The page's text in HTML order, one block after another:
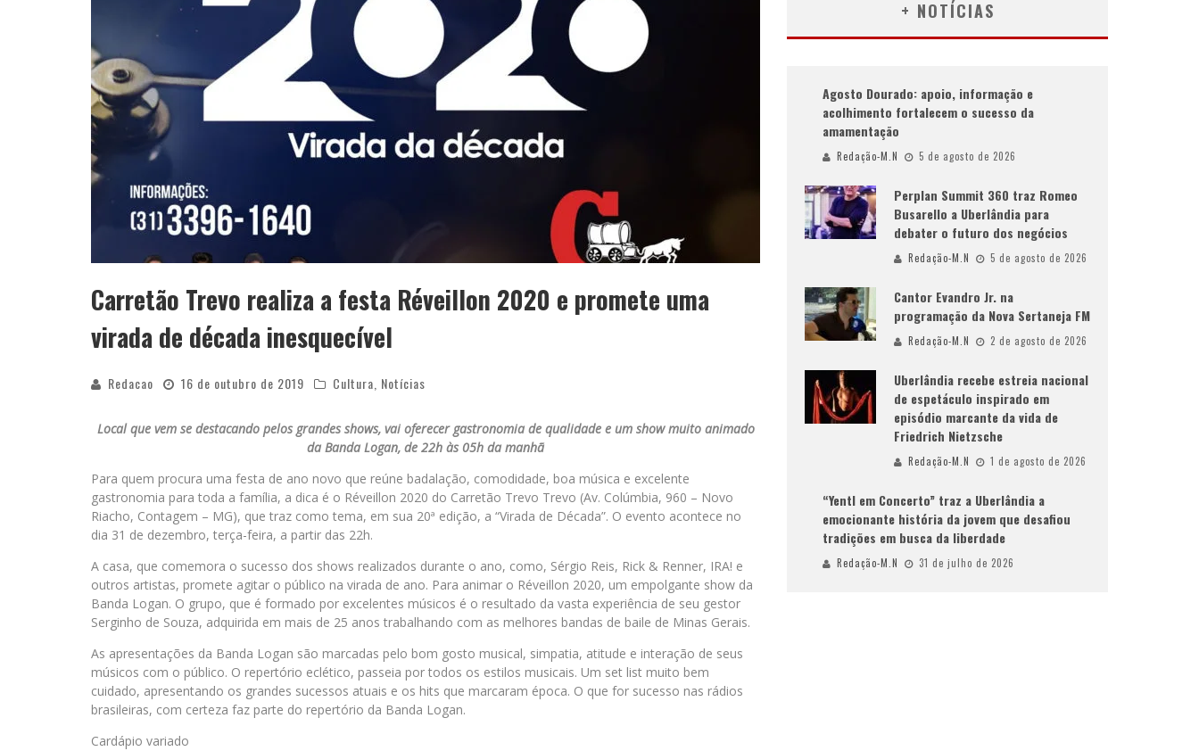
Carretão Trevo realiza a festa Réveillon 2020 e promete uma
virada de década inesquecível
Redacao 16 de outubro de 2019 Cultura Notícias
Local que vem se destacando pelos grandes shows, vai oferecer gastronomia de qualidade e um show muito animado
da Banda Logan, de 22h às 05h da manhã
Para quem procura uma festa de ano novo que reúne badalação, comodidade, boa música e excelente
gastronomia para toda a família, a dica é o Réveillon 2020 do Carretão Trevo Trevo (Av. Colúmbia, 960 – Novo
Riacho, Contagem – MG), que traz como tema, em sua 20ª edição, a “Virada de Década”. O evento acontece no
dia 31 de dezembro, terça-feira, a partir das 22h.
A casa, que comemora o sucesso dos shows realizados durante o ano, como, Sérgio Reis, Rick & Renner, IRA! e
outros artistas, promete agitar o público na virada de ano. Para animar o Réveillon 2020, um empolgante show da
Banda Logan. O grupo, que é formado por excelentes músicos é o resultado da vasta experiência de seu gestor
Serginho de Souza, adquirida em mais de 25 anos trabalhando com as melhores bandas de baile de Minas Gerais.
As apresentações da Banda Logan são marcadas pelo bom gosto musical, simpatia, atitude e interação de seus
músicos com o público. O repertório eclético, passeia por todos os estilos musicais. Um set list muito bem
cuidado, apresentando os grandes sucessos atuais e os hits que marcaram época. O que for sucesso nas rádios
brasileiras, com certeza faz parte do repertório da Banda Logan.
Cardápio variado
+ NOTÍCIAS
Agosto Dourado: apoio, informação e
acolhimento fortalecem o sucesso da
amamentação
Redação-M.N 5 de agosto de 2026
Perplan Summit 360 traz Romeo
Busarello a Uberlândia para
debater o futuro dos negócios
Redação-M.N 5 de agosto de 2026
Cantor Evandro Jr. na
programação da Nova Sertaneja FM
Redação-M.N 2 de agosto de 2026
Uberlândia recebe estreia nacional
de espetáculo inspirado em
episódio marcante da vida de
Friedrich Nietzsche
Redação-M.N 1 de agosto de 2026
“Yentl em Concerto” traz a Uberlândia a
emocionante história da jovem que desafiou
tradições em busca da liberdade
Redação-M.N 31 de julho de 2026